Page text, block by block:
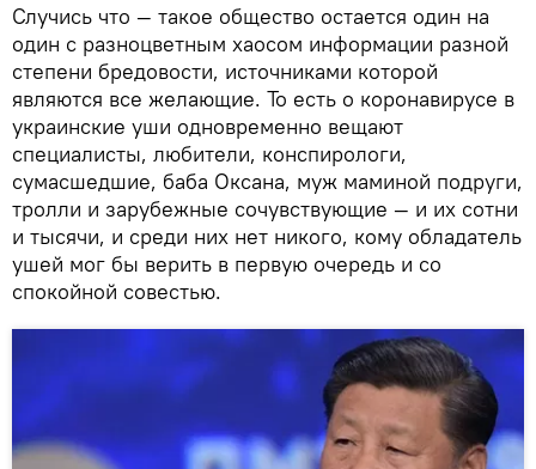
Случись что — такое общество остается один на
один с разноцветным хаосом информации разной
степени бредовости, источниками которой
являются все желающие. То есть о коронавирусе в
украинские уши одновременно вещают
специалисты, любители, конспирологи,
сумасшедшие, баба Оксана, муж маминой подруги,
тролли и зарубежные сочувствующие — и их сотни
и тысячи, и среди них нет никого, кому обладатель
ушей мог бы верить в первую очередь и со
спокойной совестью.